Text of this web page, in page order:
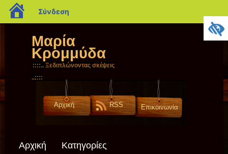
blogs.sch.gr
Σύνδεση
Μαρία
Κρομμύδα
::::.. Ξεδιπλώνοντας σκέψεις
..::::
Αρχική RSS Επικοινωνία
Αρχική
Κατηγορίες